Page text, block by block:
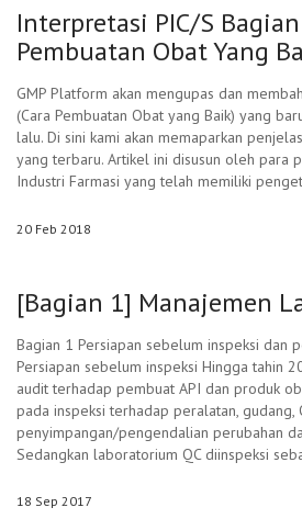
Interpretasi PIC/S
Pembuatan Obat Yang
GMP Platform akan mengupas dan
(Cara Pembuatan Obat yang Baik) yang
lalu. Di sini kami akan memaparkan
yang terbaru. Artikel ini disusun oleh para
Industri Farmasi yang telah memiliki
20 Feb 2018
[Bagian 1] Manajemen
Bagian 1 Persiapan sebelum inspeksi dan
Persiapan sebelum inspeksi Hingga tahin
audit terhadap pembuat API dan produk
pada inspeksi terhadap peralatan, gudang,
penyimpangan/pengendalian perubahan
Sedangkan laboratorium QC diinspeksi
18 Sep 2017